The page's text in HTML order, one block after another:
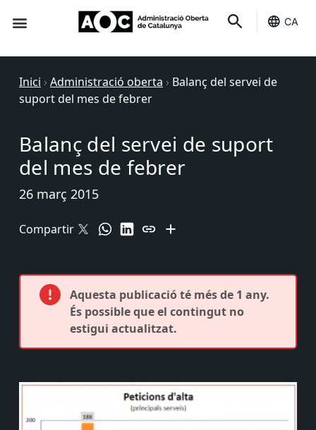
CA
Inici › Administració oberta › Balanç del servei de
suport del mes de febrer
Balanç del servei de suport
del mes de febrer
26 març 2015
Compartir
Aquesta publicació té més de 1 any.
És possible que el contingut no
estigui actualitzat.